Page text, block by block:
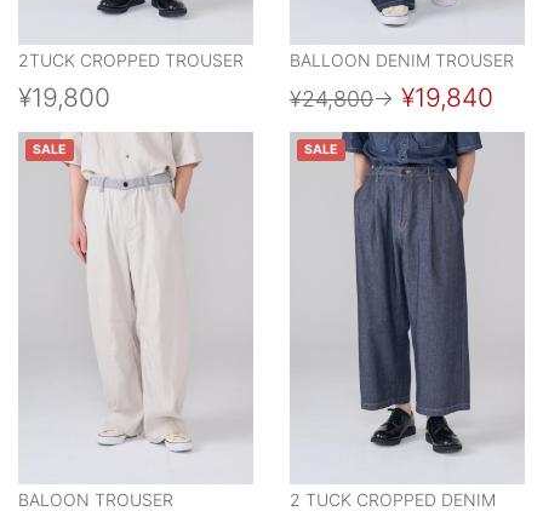
2TUCK CROPPED TROUSER
¥19,800
BALLOON DENIM TROUSER
¥24,800→ ¥19,840
SALE
BALOON TROUSER
SALE
2 TUCK CROPPED DENIM